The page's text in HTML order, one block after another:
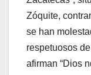
Zóquite,
se han
respetuosos
afirman “Dios